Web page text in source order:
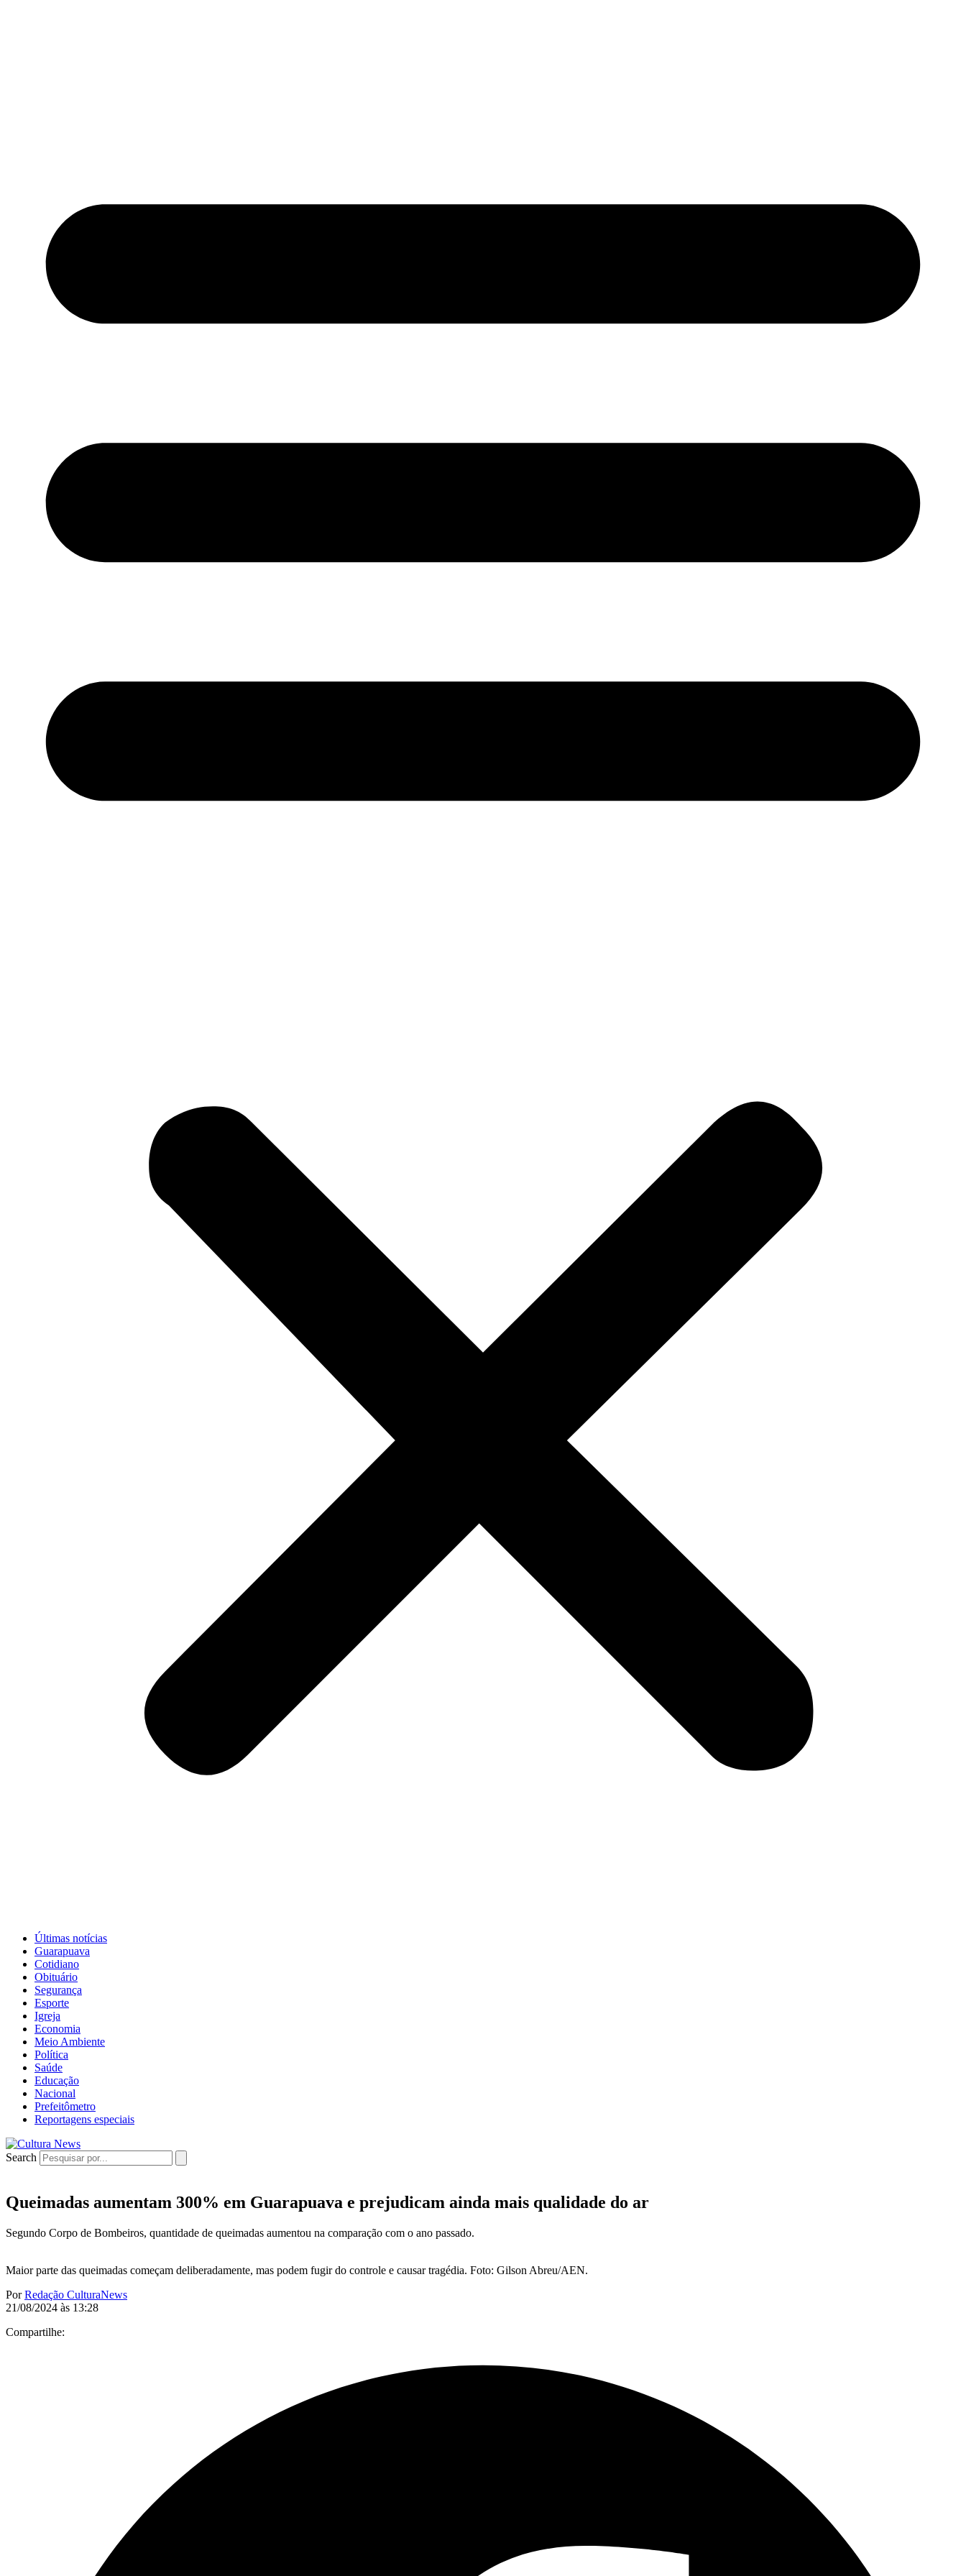
Últimas notícias
Guarapuava
Cotidiano
Obituário
Segurança
Esporte
Igreja
Economia
Meio Ambiente
Política
Saúde
Educação
Nacional
Prefeitômetro
Reportagens especiais
Search
Queimadas aumentam 300% em Guarapuava e prejudicam ainda mais qualidade do ar
Segundo Corpo de Bombeiros, quantidade de queimadas aumentou na comparação com o ano passado.
Maior parte das queimadas começam deliberadamente, mas podem fugir do controle e causar tragédia. Foto: Gilson Abreu/AEN.
PorRedação CulturaNews
21/08/2024 às 13:28
Compartilhe: